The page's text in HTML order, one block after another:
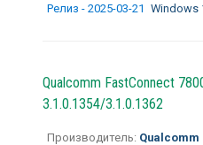
Релиз - 2025-03-21 Windows
Qualcomm FastConnect
3.1.0.1354/3.1.0.1362
Производитель: Qualcomm